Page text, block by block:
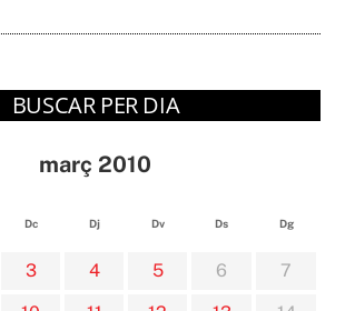
BUSCAR PER DIA
març 2010
Dc Dj Dv Ds Dg
3 4 5 6
7